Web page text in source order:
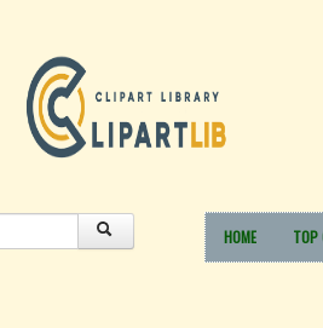
HOME TOP